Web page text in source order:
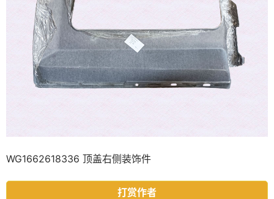
WG1662618336 顶盖右侧装饰件
打赏作者